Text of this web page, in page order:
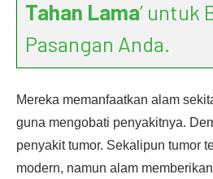
Tahan Lama’ untuk
Pasangan Anda.
Mereka memanfaatkan alam
guna mengobati penyakitnya.
penyakit tumor. Sekalipun tumor
modern, namun alam